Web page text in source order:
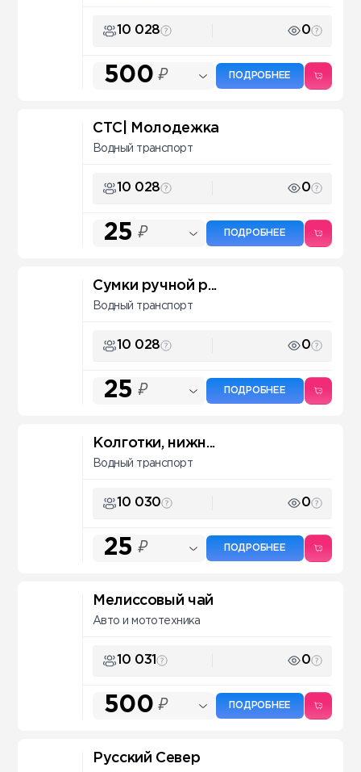
10 028 0
500 ₽ ПОДРОБНЕЕ
СТС| Молодежка
Водный транспорт
10 028 0
25 ₽ ПОДРОБНЕЕ
Сумки ручной р...
Водный транспорт
10 028 0
25 ₽ ПОДРОБНЕЕ
Колготки, нижн...
Водный транспорт
10 030 0
25 ₽ ПОДРОБНЕЕ
Мелиссовый чай
Авто и мототехника
10 031 0
500 ₽ ПОДРОБНЕЕ
Русский Север